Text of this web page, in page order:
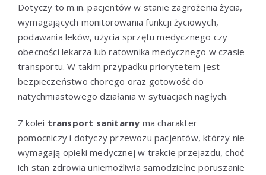
Dotyczy to m.in. pacjentów w stanie zagrożenia życia,
wymagających monitorowania funkcji życiowych,
podawania leków, użycia sprzętu medycznego czy
obecności lekarza lub ratownika medycznego w czasie
transportu. W takim przypadku priorytetem jest
bezpieczeństwo chorego oraz gotowość do
natychmiastowego działania w sytuacjach nagłych.
Z kolei transport sanitarny ma charakter
pomocniczy i dotyczy przewozu pacjentów, którzy nie
wymagają opieki medycznej w trakcie przejazdu, choć
ich stan zdrowia uniemożliwia samodzielne poruszanie